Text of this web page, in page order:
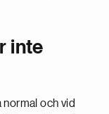
inte
och vid